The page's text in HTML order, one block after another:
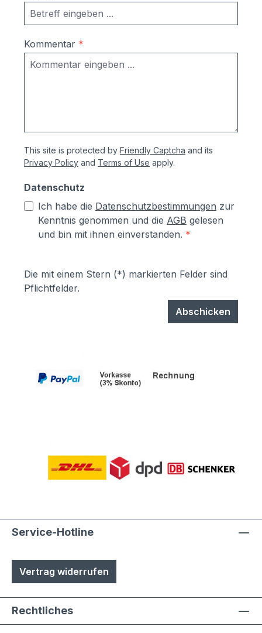
Kommentar *
This site is protected by Friendly Captcha and its
Privacy Policy and Terms of Use apply.
Datenschutz
Ich habe die Datenschutzbestimmungen zur
Kenntnis genommen und die AGB gelesen
und bin mit ihnen einverstanden. *
Die mit einem Stern (*) markierten Felder sind
Pflichtfelder.
Abschicken
Service-Hotline
Vertrag widerrufen
Rechtliches